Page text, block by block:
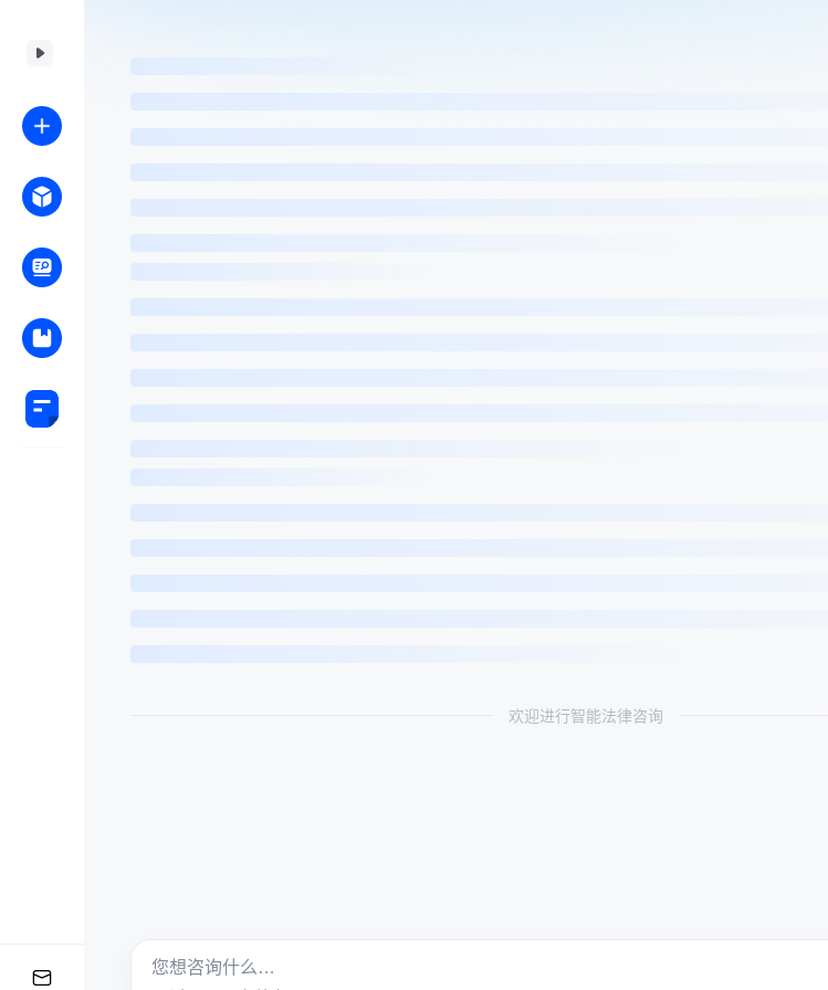
欢迎进行智能法律咨询